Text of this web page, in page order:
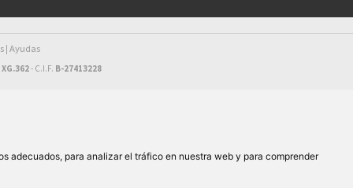
adecuados, para analizar el tráfico en nuestra web y para comprender
| Ayudas
XG.362- C.I.F. B-27413228